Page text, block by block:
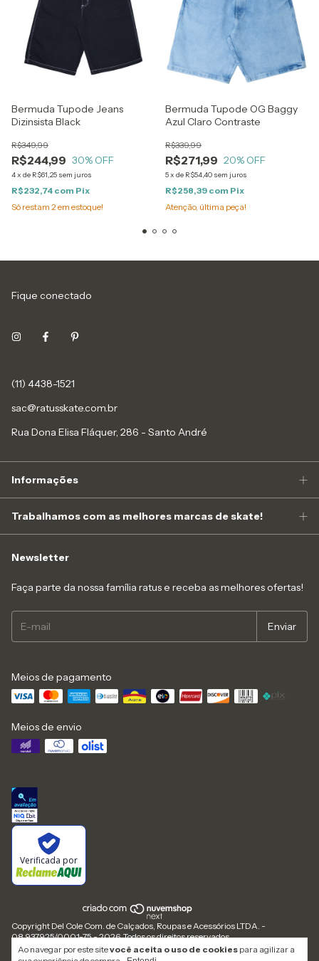
Ao navegar por este sitevocê aceita o uso de cookies para agilizar a
Bermuda Tupode Jeans
Dizinsista Black
R$244,99
R$349,99
30% OFF
4x de R$61,25 sem juros
R$232,74 com Pix
Só restam 2em estoque!
Bermuda Tupode OG Baggy
Azul Claro Contraste
R$271,99
R$339,99
20% OFF
5x de R$54,40 sem juros
R$258,39 com Pix
Atenção, última peça!
Fique conectado
(11) 4438-1521
sac@ratusskate.com.br
Rua Dona Elisa Fláquer, 286 - Santo André
Informações
Trabalhamos com as melhores marcas de skate!
Newsletter
Faça parte da nossa família ratus e receba as melhores ofertas!
Meios de pagamento
Meios de envio
Verificada por
Copyright Del Cole Com. de Calçados, Roupas e Acessórios LTDA. -
08.937.925/0001-75 - 2026. Todos os direitos reservados.